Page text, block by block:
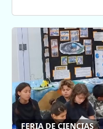
FERIA DE CIENCIAS